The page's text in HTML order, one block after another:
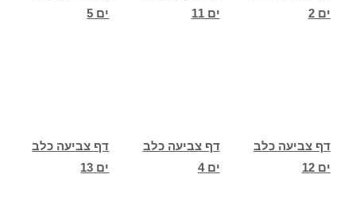
ים 5
ים 11
ים 2
דף צביעה כלב
ים 13
דף צביעה כלב
ים 4
דף צביעה כלב
ים 12